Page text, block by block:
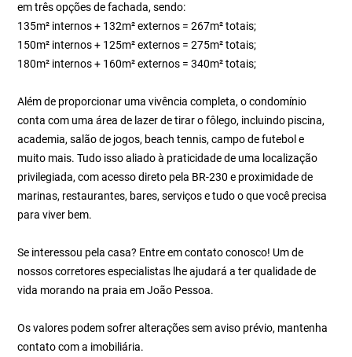
em três opções de fachada, sendo:
135m² internos + 132m² externos = 267m² totais;
150m² internos + 125m² externos = 275m² totais;
180m² internos + 160m² externos = 340m² totais;
Além de proporcionar uma vivência completa, o condomínio
conta com uma área de lazer de tirar o fôlego, incluindo piscina,
academia, salão de jogos, beach tennis, campo de futebol e
muito mais. Tudo isso aliado à praticidade de uma localização
privilegiada, com acesso direto pela BR-230 e proximidade de
marinas, restaurantes, bares, serviços e tudo o que você precisa
para viver bem.
Se interessou pela casa? Entre em contato conosco! Um de
nossos corretores especialistas lhe ajudará a ter qualidade de
vida morando na praia em João Pessoa.
Os valores podem sofrer alterações sem aviso prévio, mantenha
contato com a imobiliária.